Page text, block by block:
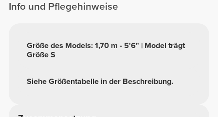
Info und Pflegehinweise
Siehe Größentabelle in der Beschreibung.
Größe des Models: 1,70 m - 5'6" | Model trägt
Größe S